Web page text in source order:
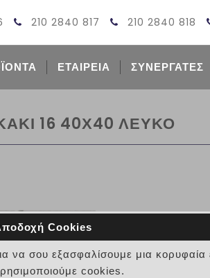
210 2840 817 210 2840 818
ΕΤΑΙΡΕΙΑ ΣΥΝΕΡΓΑΤΕΣ
16 40Χ40 ΛΕΥΚΟ
ΠΛΑΚΕΣ
ΚΩΔΙΚΟΣ:
Cookies
να σου εξασφαλίσουμε μια
cookies.